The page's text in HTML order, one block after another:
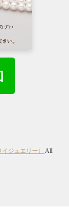
ジュエリー）
All